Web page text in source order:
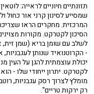
תזונתיים חיוניים לראייה:
שמסייע לסינון קרני אור
המרכזית. מחקרים הראו
הסיכון לקטרקט. מקורות
לשלב עם שומן בריא (שמן זית,
- הקרוטנואיד שנותן
יכולת עוצמתית להגן על העין
לקטרקט. יתרון ייחודי שלו -
מומלץ לצרוך רסק עגבניות,
רק ירקות טריים".